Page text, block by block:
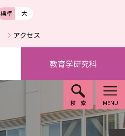
標準 大
アクセス
検索 MENU
教育学研究科